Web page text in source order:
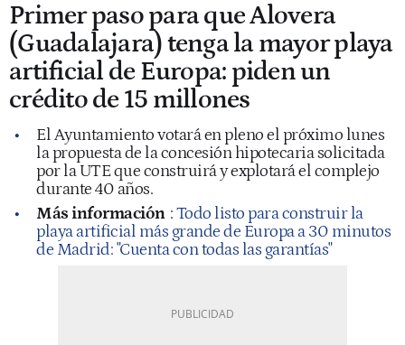
Primer paso para que Alovera
(Guadalajara) tenga la mayor playa
artificial de Europa: piden un
crédito de 15 millones
El Ayuntamiento votará en pleno el próximo lunes
la propuesta de la concesión hipotecaria solicitada
por la UTE que construirá y explotará el complejo
durante 40 años.
Más información :Todo listo para construir la
playa artificial más grande de Europa a 30 minutos
de Madrid: "Cuenta con todas las garantías"